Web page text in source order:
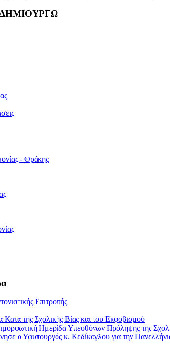
- Θράκης
Επιτροπής
της Σχολικής Βίας και του Εκφοβισμού
Ημερίδα Υπευθύνων Πρόληψης της
ο Υφυπουργός κ. Κεδίκογλου για την